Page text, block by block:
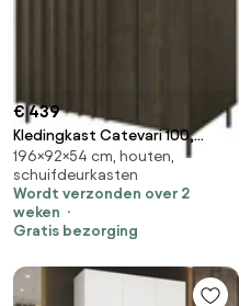
€ 439
Kledingkast Catevari 100,
Donkerbruin, Zwart,
196x92x54cm, 81.5 kg,
Kledingkast deuren: Met
scharnieren, Aantal planken: 5,
196×92×54 cm, houten,
schuifdeurkasten
Wordt verzonden over 2
weken
Gratis bezorging